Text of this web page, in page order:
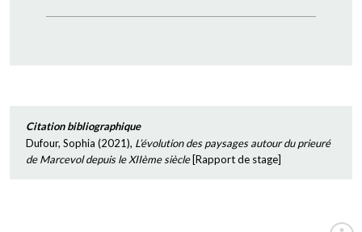
Citation bibliographique
Dufour, Sophia (2021), L’évolution des paysages autour du prieuré
de Marcevol depuis le XIIème siècle[Rapport de stage]